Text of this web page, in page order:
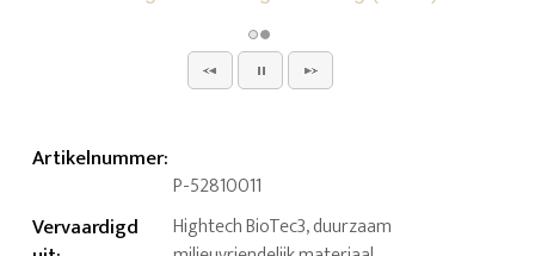
Artikelnummer:
P-52810011
Vervaardigd
Hightech BioTec3, duurzaam